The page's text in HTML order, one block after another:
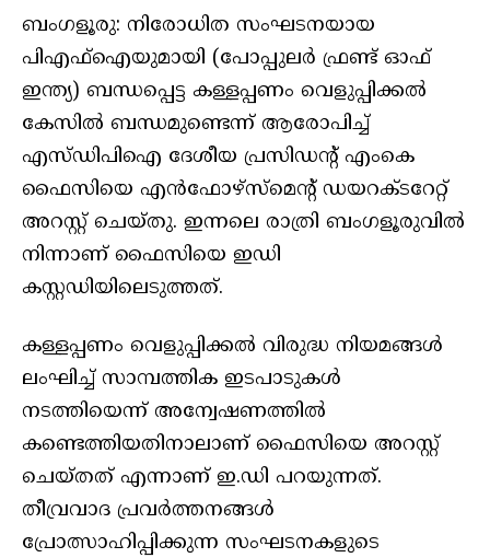
ബംഗളൂരു: നിരോധിത സംഘടനയായ
പിഎഫ്‌ഐയുമായി (പോപ്പുലർ ഫ്രണ്ട് ഓഫ്
ഇന്ത്യ) ബന്ധപ്പെട്ട കള്ളപ്പണം വെളുപ്പിക്കൽ
കേസിൽ ബന്ധമുണ്ടെന്ന് ആരോപിച്ച്
എസ്‌ഡിപിഐ ദേശീയ പ്രസിഡന്റ് എംകെ
ഫൈസിയെ എൻഫോഴ്‌സ്‌മെന്റ് ഡയറക്‌ടറേറ്റ്
അറസ്റ്റ് ചെയ്തു. ഇന്നലെ രാത്രി ബംഗളൂരുവിൽ
നിന്നാണ് ഫൈസിയെ ഇഡി
കസ്റ്റഡിയിലെടുത്തത്.
കള്ളപ്പണം വെളുപ്പിക്കൽ വിരുദ്ധ നിയമങ്ങൾ
ലംഘിച്ച് സാമ്പത്തിക ഇടപാടുകൾ
നടത്തിയെന്ന് അന്വേഷണത്തിൽ
കണ്ടെത്തിയതിനാലാണ് ഫൈസിയെ അറസ്റ്റ്
ചെയ്‌തത് എന്നാണ് ഇ.ഡി പറയുന്നത്.
തീവ്രവാദ പ്രവർത്തനങ്ങൾ
പ്രോത്സാഹിപ്പിക്കുന്ന സംഘടനകളുടെ